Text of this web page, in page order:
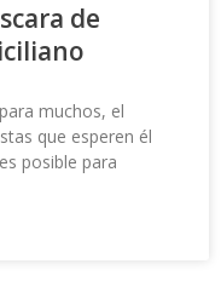
de
muchos, el
que esperen él
posible para